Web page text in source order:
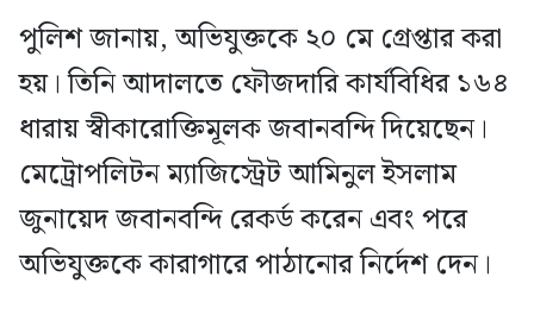
পুলিশ জানায়, অভিযুক্তকে ২০ মে গ্রেপ্তার করা
হয়। তিনি আদালতে ফৌজদারি কার্যবিধির ১৬৪
ধারায় স্বীকারোক্তিমূলক জবানবন্দি দিয়েছেন।
মেট্রোপলিটন ম্যাজিস্ট্রেট আমিনুল ইসলাম
জুনায়েদ জবানবন্দি রেকর্ড করেন এবং পরে
অভিযুক্তকে কারাগারে পাঠানোর নির্দেশ দেন।